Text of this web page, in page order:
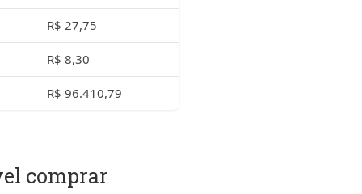
R$ 27,75
R$ 8,30
R$ 96.410,79
comprar